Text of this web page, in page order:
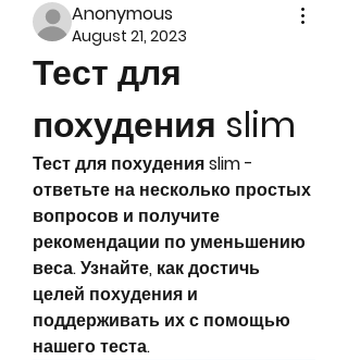
Anonymous
August 21, 2023
Тест для
похудения slim
Тест для похудения slim -
ответьте на несколько простых
вопросов и получите
рекомендации по уменьшению
веса. Узнайте, как достичь
целей похудения и
поддерживать их с помощью
нашего теста.